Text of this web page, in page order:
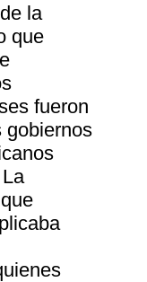
la
que
fueron
gobiernos